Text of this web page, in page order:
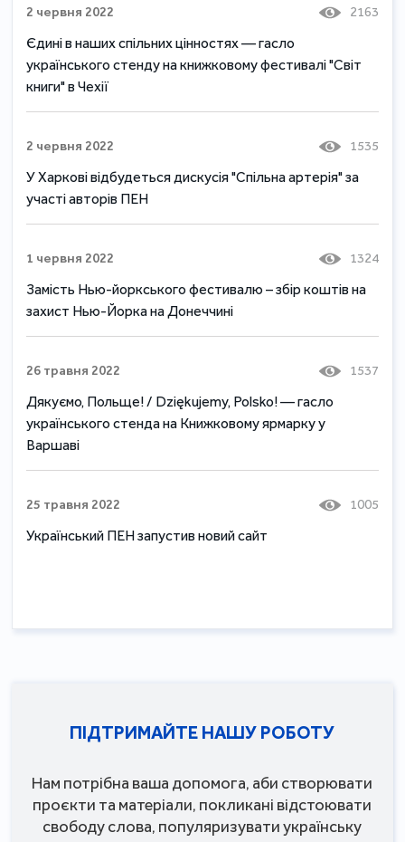
2 червня 2022 2163
Єдині в наших спільних цінностях — гасло
українського стенду на книжковому фестивалі "Світ
книги" в Чехії
2 червня 2022 1535
У Харкові відбудеться дискусія "Спільна артерія" за
участі авторів ПЕН
1 червня 2022 1324
Замість Нью-йоркського фестивалю – збір коштів на
захист Нью-Йорка на Донеччині
26 травня 2022 1537
Дякуємо, Польще! / Dziękujemy, Polsko! — гасло
українського стенда на Книжковому ярмарку у
Варшаві
25 травня 2022 1005
Український ПЕН запустив новий сайт
ПІДТРИМАЙТЕ НАШУ РОБОТУ
Нам потрібна ваша допомога, аби створювати
проєкти та матеріали, покликані відстоювати
свободу слова, популяризувати українську